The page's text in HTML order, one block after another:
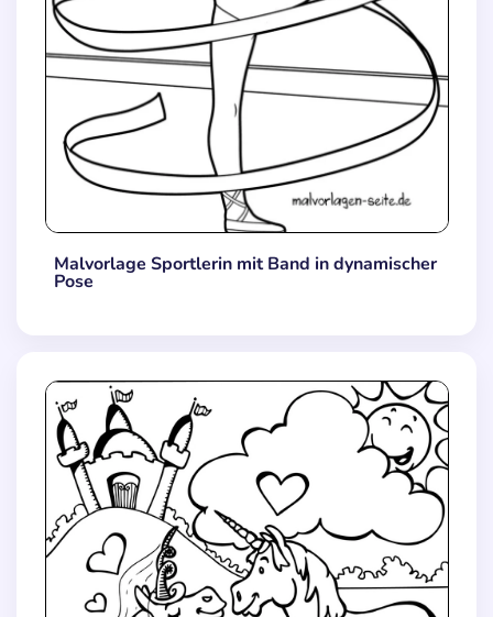
Malvorlage Sportlerin mit Band in dynamischer
Pose